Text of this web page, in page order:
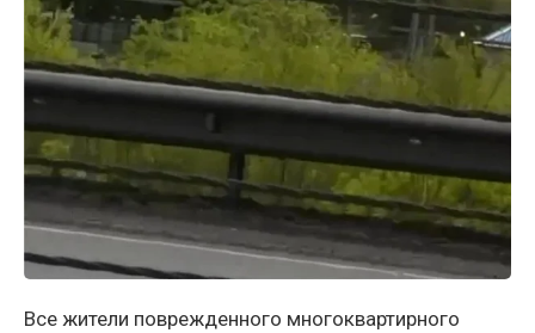
Все жители поврежденного многоквартирного